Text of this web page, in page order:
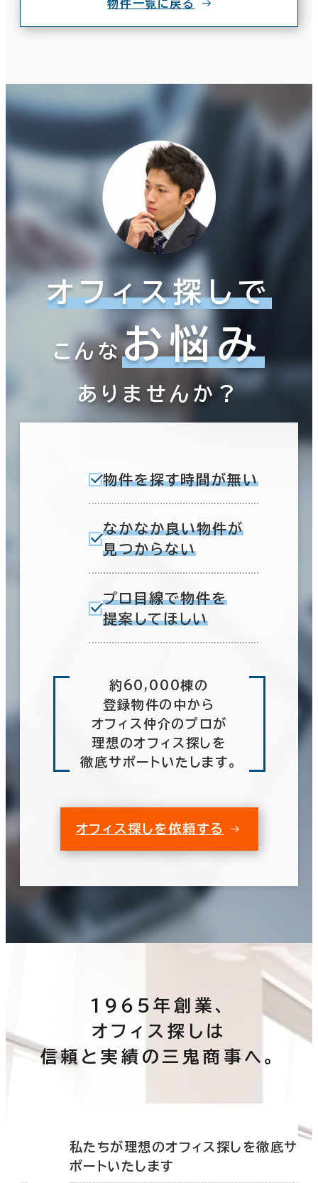
物件一覧に戻る
オフィス探しで
こんなお悩み
ありませんか？
物件を探す時間が無い
なかなか良い物件が
見つからない
プロ目線で物件を
提案してほしい
約60,000棟の
登録物件の中から
オフィス仲介のプロが
理想のオフィス探しを
徹底サポートいたします。
オフィス探しを依頼する
1965年創業、
オフィス探しは
信頼と実績の三鬼商事へ。
私たちが理想のオフィス探しを徹底サ
ポートいたします